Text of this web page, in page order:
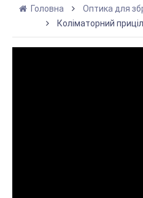
Головна Оптика для
Коліматорний